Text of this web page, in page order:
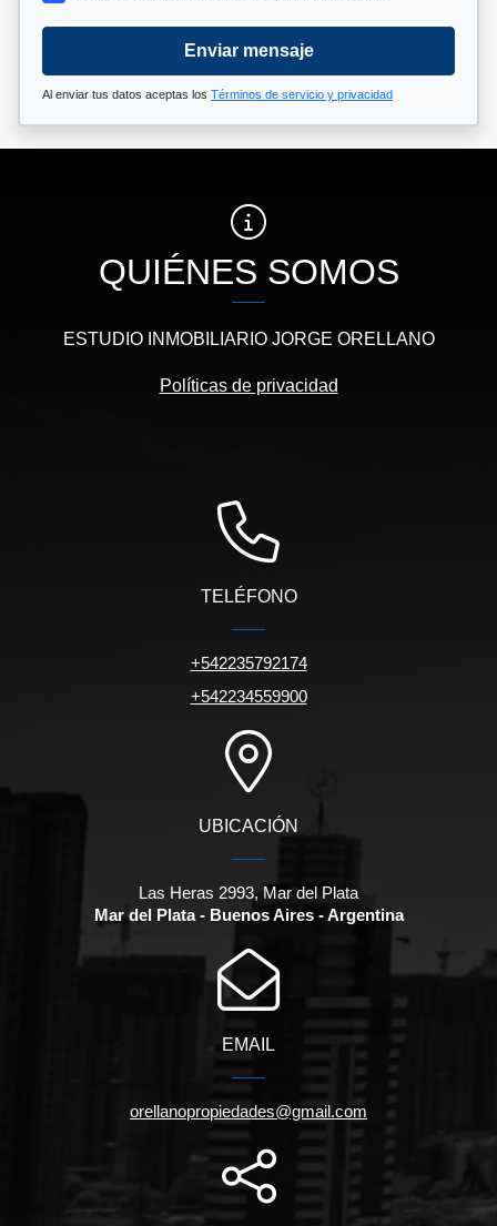
Enviar mensaje
Al enviar tus datos aceptas los Términos de servicio y privacidad
QUIÉNES SOMOS
ESTUDIO INMOBILIARIO JORGE ORELLANO
Políticas de privacidad
TELÉFONO
+542235792174
+542234559900
UBICACIÓN
Las Heras 2993, Mar del Plata
Mar del Plata - Buenos Aires - Argentina
EMAIL
orellanopropiedades@gmail.com